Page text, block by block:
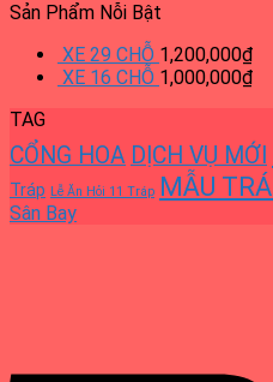
Sản Phẩm Nỗi Bật
XE 29 CHỖ 1,200,000₫
XE 16 CHỖ 1,000,000₫
TAG
CỔNG HOA DỊCH VỤ MỚI
Tráp Lễ Ăn Hỏi 11 Tráp MẪU
Sân Bay